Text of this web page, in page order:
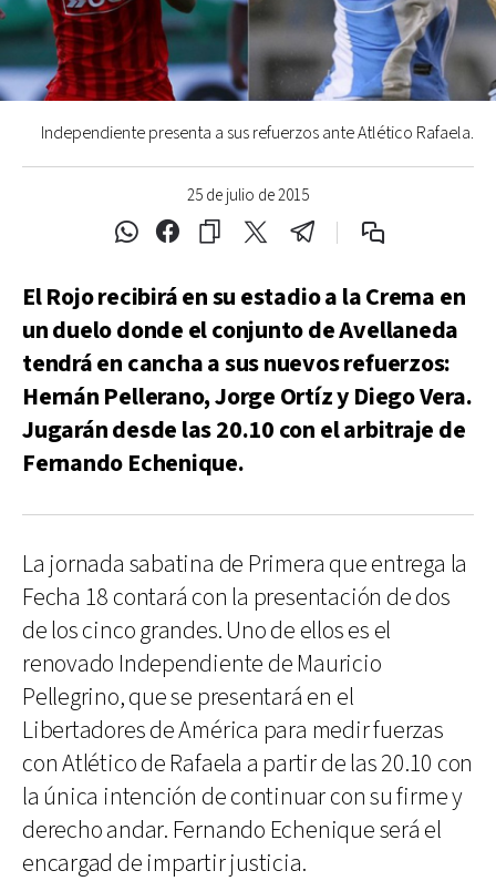
25 de julio de 2015
Independiente presenta a sus refuerzos ante Atlético Rafaela.
El Rojo recibirá en su estadio a la Crema en
un duelo donde el conjunto de Avellaneda
tendrá en cancha a sus nuevos refuerzos:
Hernán Pellerano, Jorge Ortíz y Diego Vera.
Jugarán desde las 20.10 con el arbitraje de
Fernando Echenique.
La jornada sabatina de Primera que entrega la
Fecha 18 contará con la presentación de dos
de los cinco grandes. Uno de ellos es el
renovado Independiente de Mauricio
Pellegrino, que se presentará en el
Libertadores de América para medir fuerzas
con Atlético de Rafaela a partir de las 20.10 con
la única intención de continuar con su firme y
derecho andar. Fernando Echenique será el
encargad de impartir justicia.